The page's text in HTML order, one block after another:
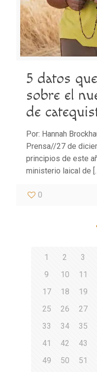
5 datos
sobre el
de
Por: Hannah
Prensa//27 de
principios de este
ministerio laical de
0
1 2 3
9
10 11
17
18 19
25
26 27
33
34 35
41
42 43
49
50 51